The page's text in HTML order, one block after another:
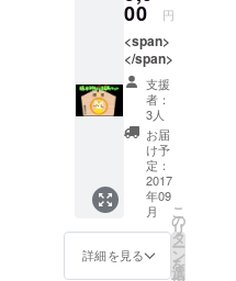
く袋を
開ける
と海
ニャン
からの
贈り物
のあめ
ちゃん
が入っ
ている
よ。 き
んちゃ
く袋の
色は3
色、色
00 円
<span>
</span>
支援
者：
3人
お届
け予
定：
2017
年09
月
詳細を見る
こ
の
リ
タ
ー
ン
を
選